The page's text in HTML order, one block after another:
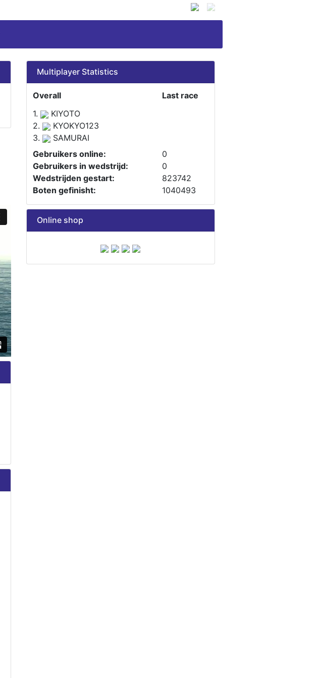
Multiplayer Statistics
Overall
Last race
1.
KIYOTO
2.
KYOKYO123
3.
SAMURAI
Gebruikers online:
0
Gebruikers in wedstrijd:
0
Wedstrijden gestart:
823742
Boten gefinisht:
1040493
Online shop